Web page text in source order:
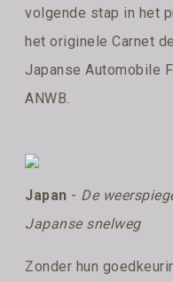
volgende stap in het
het originele Carnet
Japanse Automobile
ANWB.
Japan - De
Japanse snelweg
Zonder hun